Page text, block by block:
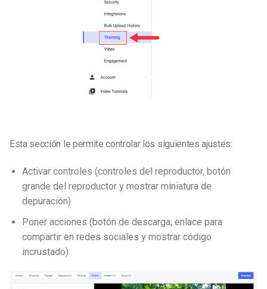
Esta sección le permite controlar los siguientes ajustes:
Activar controles (controles del reproductor, botón
grande del reproductor y mostrar miniatura de
depuración)
Poner acciones (botón de descarga, enlace para
compartir en redes sociales y mostrar código
incrustado)